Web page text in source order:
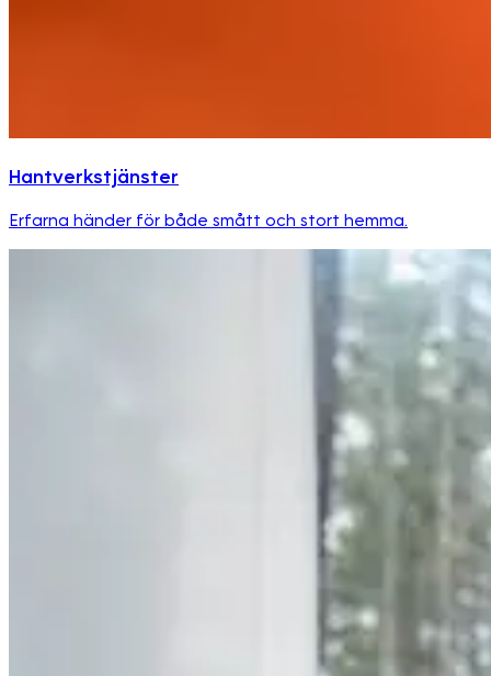
Hantverkstjänster
Erfarna händer för både smått och stort hemma.